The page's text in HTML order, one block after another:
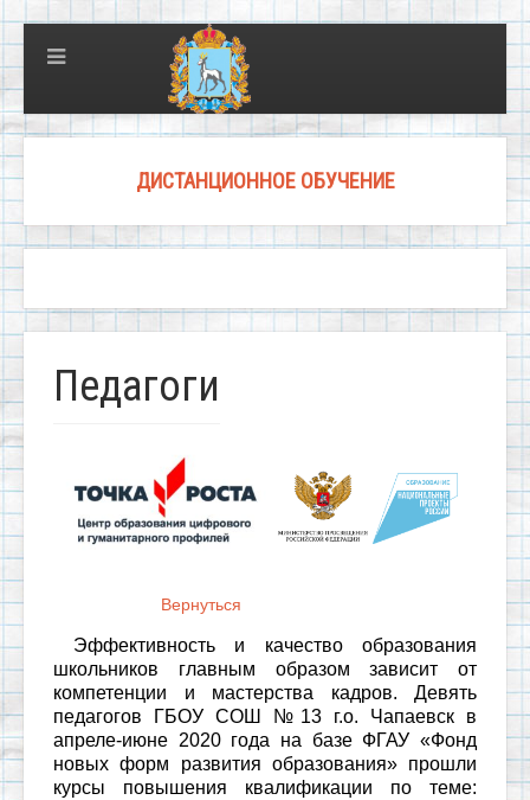
ДИСТАНЦИОННОЕ ОБУЧЕНИЕ
Педагоги
Вернуться
Эффективность и качество образования
школьников главным образом зависит от
компетенции и мастерства кадров. Девять
педагогов ГБОУ СОШ №13 г.о. Чапаевск в
апреле-июне 2020 года на базе ФГАУ «Фонд
новых форм развития образования» прошли
курсы повышения квалификации по теме: